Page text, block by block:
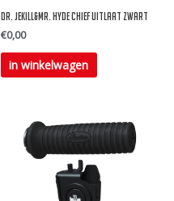
Dr. Jekill&Mr. Hyde Chief uitlaat zwart
€0,00
in winkelwagen
Dit
product
meerdere
variaties.
Deze
optie